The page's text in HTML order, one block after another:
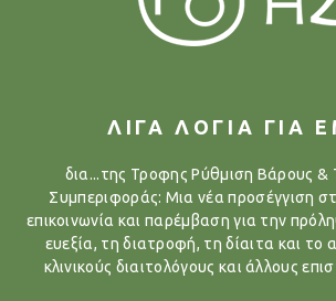
ΛΙΓΑ ΛΟΓΙΑ ΓΙΑ
δια...της Τροφης Ρύθμιση Βάρους &
Συμπεριφοράς: Μια νέα προσέγγιση
επικοινωνία και παρέμβαση για την
ευεξία, τη διατροφή, τη δίαιτα και το
κλινικούς διαιτολόγους και άλλους